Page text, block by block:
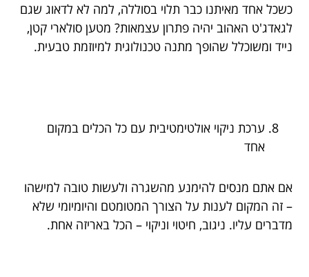
כשכל אחד מאיתנו כבר תלוי בסוללה, למה לא לדאוג שגם
לגאדג'ט האהוב יהיה פתרון עצמאות? מטען סולארי קטן,
נייד ומשוכלל שהופך מתנה טכנולוגית למיוזמת טבעית.
ערכת ניקוי אולטימטיבית עם כל הכלים במקום
אחד
אם אתם מנסים להימנע מהשגרה ולעשות טובה למישהו
– זה המקום לענות על הצורך המטומטם והיומיומי שלא
מדברים עליו. ניגוב, חיטוי וניקוי – הכל באריזה אחת.